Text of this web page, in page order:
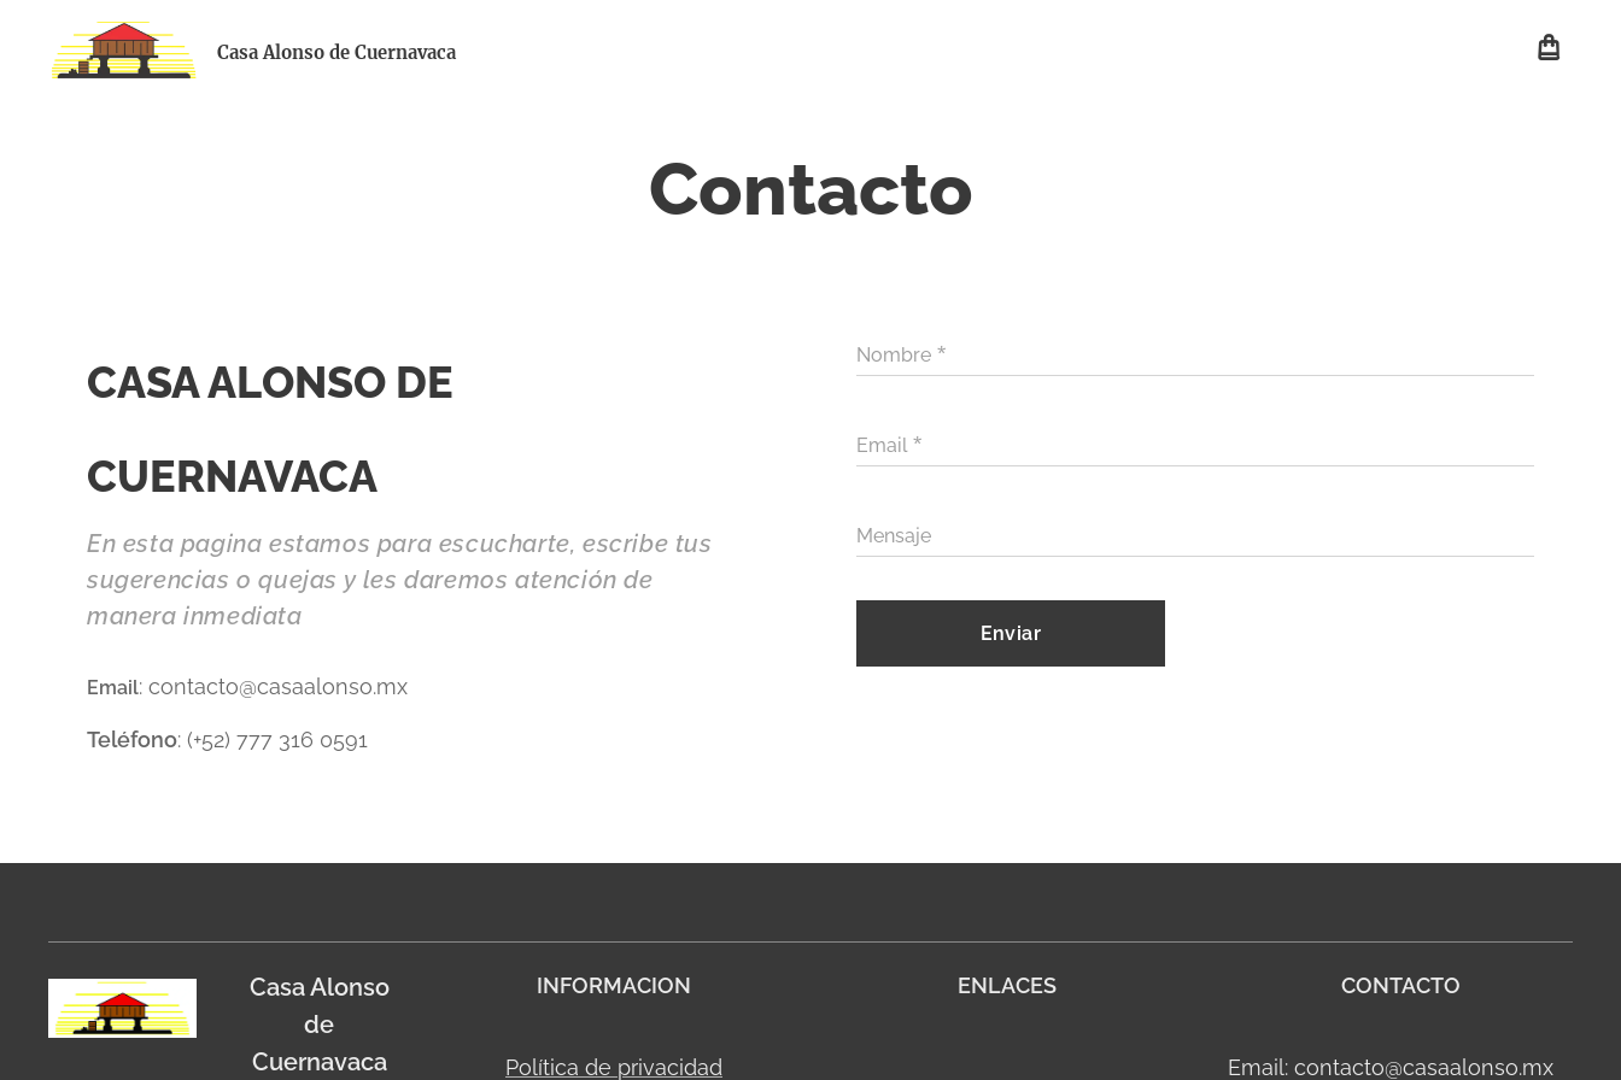
Casa Alonso de Cuernavaca
Contacto
CASA ALONSO DE
CUERNAVACA
En esta pagina estamos para escucharte, escribe tus
sugerencias o quejas y les daremos atención de
manera inmediata
Email: contacto@casaalonso.mx
Teléfono: (+52) 777 316 0591
Nombre
Email
Mensaje
Enviar
Casa Alonso
de
Cuernavaca
INFORMACION
Política de privacidad
ENLACES CONTACTO
Email: contacto@casaalonso.mx